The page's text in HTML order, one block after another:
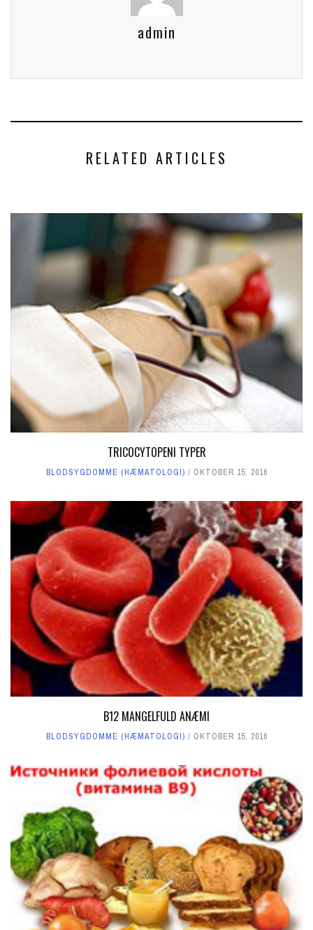
admin
RELATED ARTICLES
TRICOCYTOPENI TYPER
BLODSYGDOMME (HÆMATOLOGI) OKTOBER 15, 2016
B12 MANGELFULD ANÆMI
BLODSYGDOMME (HÆMATOLOGI) OKTOBER 15, 2016